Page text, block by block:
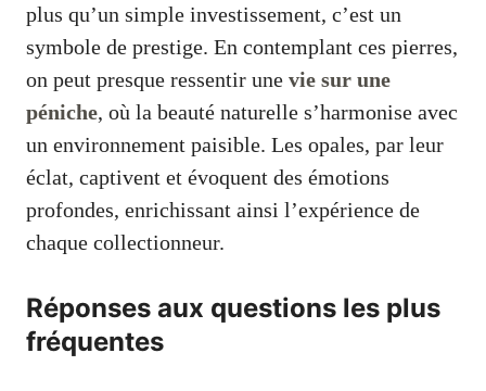
plus qu’un simple investissement, c’est un
symbole de prestige. En contemplant ces pierres,
on peut presque ressentir une vie sur une
péniche, où la beauté naturelle s’harmonise avec
un environnement paisible. Les opales, par leur
éclat, captivent et évoquent des émotions
profondes, enrichissant ainsi l’expérience de
chaque collectionneur.
Réponses aux questions les plus
fréquentes